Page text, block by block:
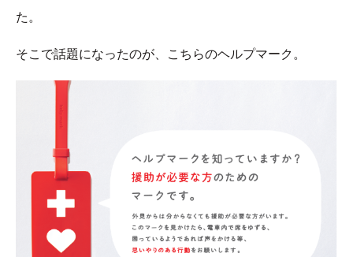
た。
そこで話題になったのが、こちらのヘルプマーク。